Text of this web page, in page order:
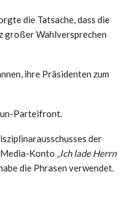
die Tatsache, dass die
großer Wahlversprechen
ihre Präsidenten zum
Parteifront.
der
Konto „Ich lade Herrn
die Phrasen verwendet.